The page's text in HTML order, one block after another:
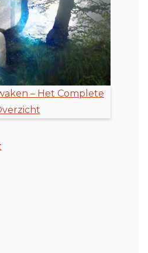
– Het Complete